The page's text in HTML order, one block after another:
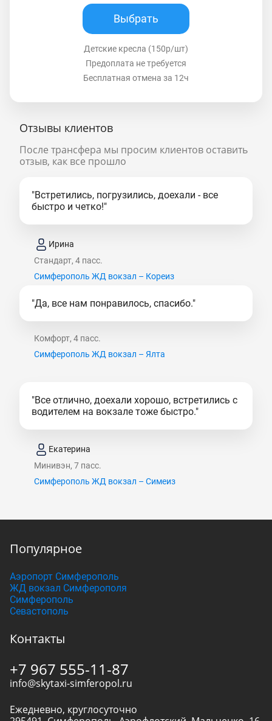
Выбрать
Детские кресла (150р/шт)
Предоплата не требуется
Бесплатная отмена за 12ч
Отзывы клиентов
После трансфера мы просим клиентов оставить
отзыв, как все прошло
"Встретились, погрузились, доехали - все
быстро и четко!"
Ирина
Стандарт, 4 пасс.
Симферополь ЖД вокзал – Кореиз
"Да, все нам понравилось, спасибо."
Комфорт, 4 пасс.
Симферополь ЖД вокзал – Ялта
"Все отлично, доехали хорошо, встретились с
водителем на вокзале тоже быстро."
Екатерина
Минивэн, 7 пасс.
Симферополь ЖД вокзал – Симеиз
Популярное
Аэропорт Симферополь
ЖД вокзал Симферополя
Симферополь
Севастополь
Контакты
+7 967 555-11-87
info@skytaxi-simferopol.ru
Ежедневно, круглосуточно